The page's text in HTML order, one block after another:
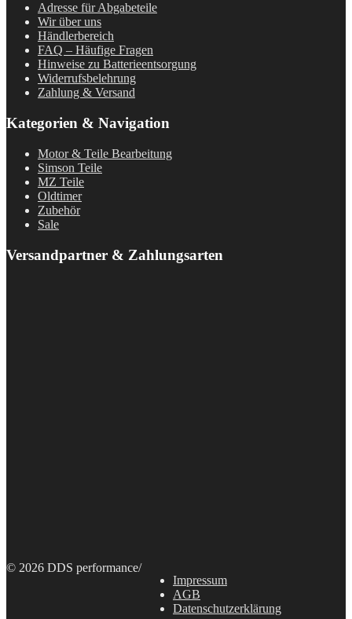
Adresse für Abgabeteile
Wir über uns
Händlerbereich
FAQ – Häufige Fragen
Hinweise zu Batterieentsorgung
Widerrufsbelehrung
Zahlung & Versand
Kategorien & Navigation
Motor & Teile Bearbeitung
Simson Teile
MZ Teile
Oldtimer
Zubehör
Sale
Versandpartner & Zahlungsarten
© 2026 DDS performance/
Impressum
AGB
Datenschutzerklärung